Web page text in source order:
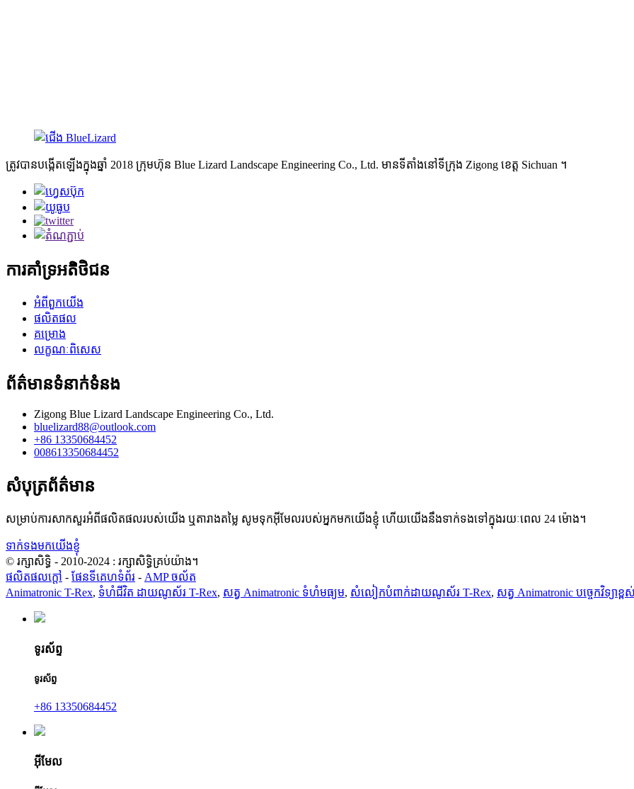
ត្រូវបានបង្កើតឡើងក្នុងឆ្នាំ 2018 ក្រុមហ៊ុន Blue Lizard Landscape Engineering Co., Ltd. មានទីតាំងនៅទីក្រុង Zigong ខេត្ត Sichuan ។
ការគាំទ្រអតិថិជន
អំពីពួកយើង
ផលិតផល
គម្រោង
លក្ខណៈពិសេស
ព័ត៌មានទំនាក់ទំនង
Zigong Blue Lizard Landscape Engineering Co., Ltd.
bluelizard88@outlook.com
+86 13350684452
008613350684452
សំបុត្រព័ត៌មាន
សម្រាប់ការសាកសួរអំពីផលិតផលរបស់យើង ឬតារាងតម្លៃ សូមទុកអ៊ីមែលរបស់អ្នកមកយើងខ្ញុំ ហើយយើងនឹងទាក់ទងទៅក្នុងរយៈពេល 24 ម៉ោង។
ទាក់ទងមកយើងខ្ញុំ
© រក្សាសិទ្ធិ - 2010-2024 : រក្សាសិទ្ធិគ្រប់យ៉ាង។
ផលិតផលក្តៅ - ផែនទីគេហទំព័រ - AMP ចល័ត
Animatronic T-Rex, ទំហំជីវិត ដាយណូស័រ T-Rex, សត្វ Animatronic ទំហំមធ្យម, សំលៀកបំពាក់ដាយណូស័រ T-Rex, សត្វ Animatronic បច្ចេកវិទ្យាខ្ព
ទូរស័ព្ទ
ទូរស័ព្ទ
+86 13350684452
អ៊ីមែល